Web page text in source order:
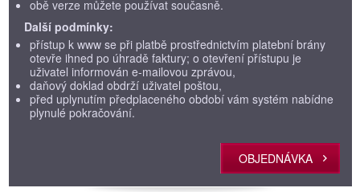
obě verze můžete používat současně.
Další podmínky:
přístup k www se při platbě prostřednictvím platební brány
otevře ihned po úhradě faktury; o otevření přístupu je
uživatel informován e-mailovou zprávou,
daňový doklad obdrží uživatel poštou,
před uplynutím předplaceného období vám systém nabídne
plynulé pokračování.
OBJEDNÁVKA